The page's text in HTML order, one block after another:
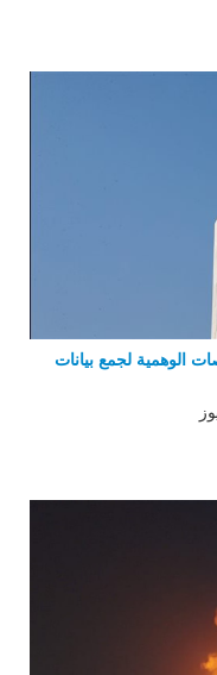
الوهمية لجمع بيانات